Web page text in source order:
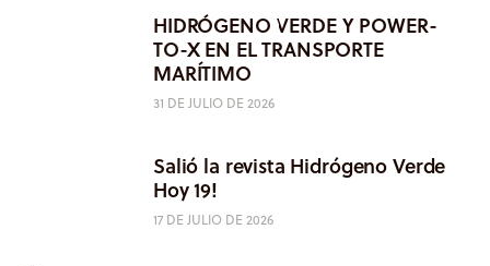
HIDRÓGENO VERDE Y POWER-
TO-X EN EL TRANSPORTE
MARÍTIMO
31 DE JULIO DE 2026
Salió la revista Hidrógeno Verde
Hoy 19!
17 DE JULIO DE 2026